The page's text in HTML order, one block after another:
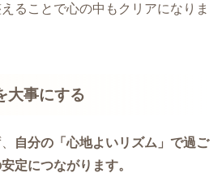
ることで心の中もクリアになりま
大事にする
自分の「心地よいリズム」で過ご
定につながります。